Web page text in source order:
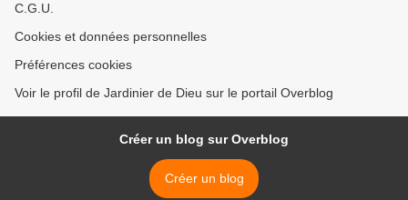
C.G.U.
Cookies et données personnelles
Préférences cookies
Voir le profil de Jardinier de Dieu sur le portail Overblog
Créer un blog sur Overblog
Créer un blog